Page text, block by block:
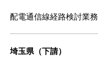
配電通信線経路検討業務
埼玉県（下請）